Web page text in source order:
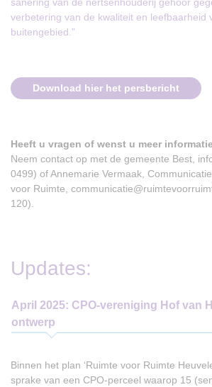
sanering van de nertsenhouderij gehoor
verbetering van de kwaliteit en leefbaarheid
buitengebied.”
Download hier het persbericht
Heeft u vragen of wenst u meer
Neem contact op met de gemeente Best,
0499) of Annemarie Vermaak,
voor Ruimte,
120).
Updates:
April 2025: CPO-vereniging Hof van
ontwerp
Binnen het plan ‘Ruimte voor Ruimte
sprake van een CPO-perceel waarop 15